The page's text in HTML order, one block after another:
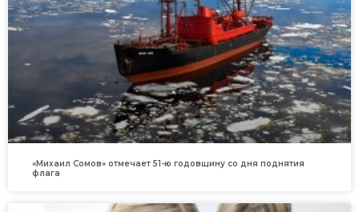
«Михаил Сомов» отмечает 51-ю годовщину со дня поднятия
флага